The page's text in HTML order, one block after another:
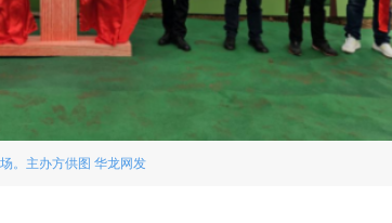
。主办方供图 华龙网发